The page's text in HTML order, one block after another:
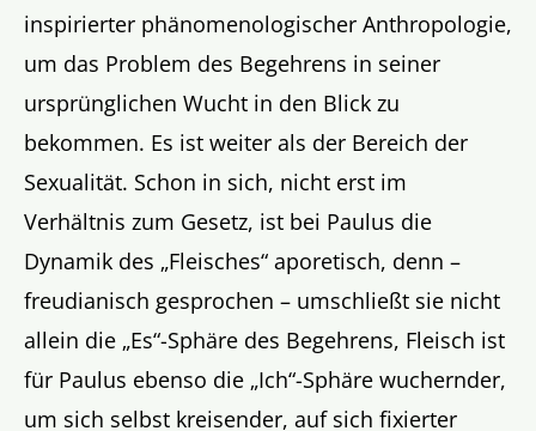
inspirierter phänomenologischer Anthropologie,
um das Problem des Begehrens in seiner
ursprünglichen Wucht in den Blick zu
bekommen. Es ist weiter als der Bereich der
Sexualität. Schon in sich, nicht erst im
Verhältnis zum Gesetz, ist bei Paulus die
Dynamik des „Fleisches“ aporetisch, denn –
freudianisch gesprochen – umschließt sie nicht
allein die „Es“-Sphäre des Begehrens, Fleisch ist
für Paulus ebenso die „Ich“-Sphäre wuchernder,
um sich selbst kreisender, auf sich fixierter